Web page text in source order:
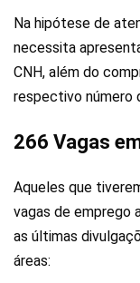
Na hipótese de
necessita
CNH, além do
respectivo número
266 Vagas
Aqueles que
vagas de emprego
as últimas
áreas: